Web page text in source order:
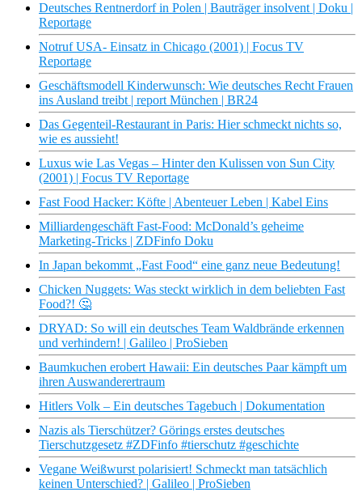
Deutsches Rentnerdorf in Polen | Bauträger insolvent | Doku |
Reportage
Notruf USA- Einsatz in Chicago (2001) | Focus TV
Reportage
Geschäftsmodell Kinderwunsch: Wie deutsches Recht Frauen
ins Ausland treibt | report München | BR24
Das Gegenteil-Restaurant in Paris: Hier schmeckt nichts so,
wie es aussieht!
Luxus wie Las Vegas – Hinter den Kulissen von Sun City
(2001) | Focus TV Reportage
Fast Food Hacker: Köfte | Abenteuer Leben | Kabel Eins
Milliardengeschäft Fast-Food: McDonald’s geheime
Marketing-Tricks | ZDFinfo Doku
In Japan bekommt „Fast Food“ eine ganz neue Bedeutung!
Chicken Nuggets: Was steckt wirklich in dem beliebten Fast
Food?! 🤔
DRYAD: So will ein deutsches Team Waldbrände erkennen
und verhindern! | Galileo | ProSieben
Baumkuchen erobert Hawaii: Ein deutsches Paar kämpft um
ihren Auswanderertraum
Hitlers Volk – Ein deutsches Tagebuch | Dokumentation
Nazis als Tierschützer? Görings erstes deutsches
Tierschutzgesetz #ZDFinfo #tierschutz #geschichte
Vegane Weißwurst polarisiert! Schmeckt man tatsächlich
keinen Unterschied? | Galileo | ProSieben